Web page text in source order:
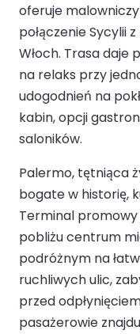
oferuje
połączenie Sycylii
Włoch. Trasa daje
na relaks przy
udogodnień na
kabin, opcji
saloników.
Palermo, tętniąca
bogate w historię,
Terminal promowy
pobliżu centrum
podróżnym na
ruchliwych ulic,
przed
pasażerowie